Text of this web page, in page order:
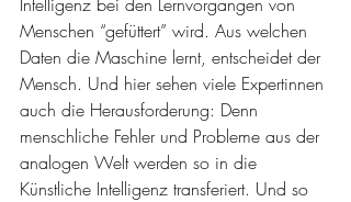
Menschen “gefüttert” wird. Aus welchen
Daten die Maschine lernt, entscheidet der
Mensch. Und hier sehen viele Expertinnen
auch die Herausforderung: Denn
menschliche Fehler und Probleme aus der
analogen Welt werden so in die
Künstliche Intelligenz transferiert. Und so